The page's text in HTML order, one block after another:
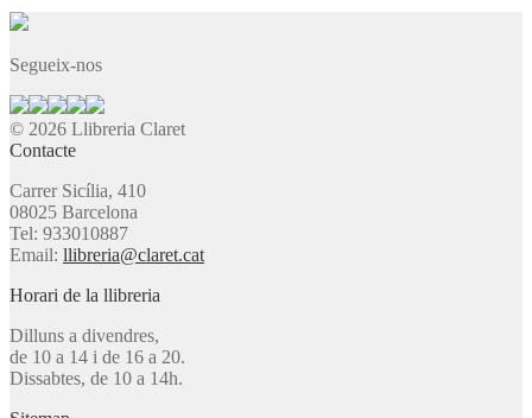
Segueix-nos
© 2026 Llibreria Claret
Contacte
Carrer Sicília, 410
08025 Barcelona
Tel: 933010887
Email: llibreria@claret.cat
Horari de la llibreria
Dilluns a divendres,
de 10 a 14 i de 16 a 20.
Dissabtes, de 10 a 14h.